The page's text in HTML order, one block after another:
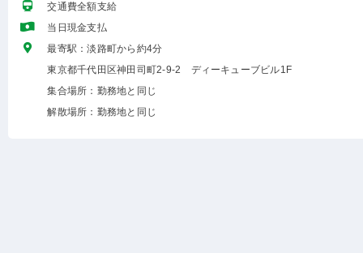
交通費全額支給
当日現金支払
最寄駅：淡路町から約4分
東京都千代田区神田司町2-9-2 ディーキューブビル1F
集合場所：勤務地と同じ
解散場所：勤務地と同じ